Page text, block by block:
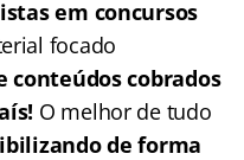
em concursos
focado
conteúdos cobrados
O melhor de tudo
de forma